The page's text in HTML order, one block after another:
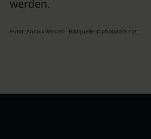
werden.
Autor: Annika Wenzel – Bildquelle: © photorack.net